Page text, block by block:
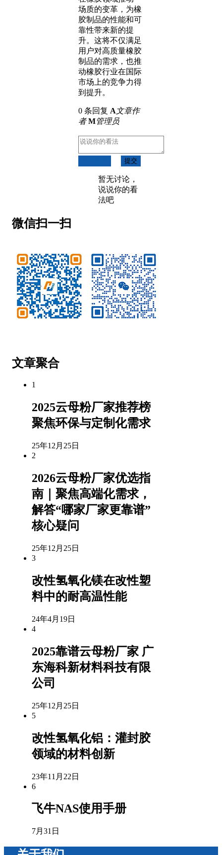
场质的变革，为橡
胶制品的性能和可
靠性带来新的提
升。这将不仅满足
用户对高质量橡胶
制品的需求，也推
动橡胶行业在国际
市场上的竞争力得
到提升。
0 条回复 A文章作
者 M管理员
提交
暂无讨论，
说说你的看
法吧
微信扫一扫
文章聚合
1
2025云母粉厂家推荐榜
聚焦环保与定制化需求
25年12月25日
2
2026云母粉厂家优选指
南｜聚焦高端化需求，
解答“哪家厂家更靠谱”
核心疑问
25年12月25日
3
改性氢氧化镁在改性塑
料中的耐高温性能
24年4月19日
4
2025靠谱云母粉厂家 广
东海科新材料科技有限
公司
25年12月25日
5
改性氢氧化铝：灌封胶
领域的材料创新
23年11月22日
6
飞牛NAS使用手册
7月31日